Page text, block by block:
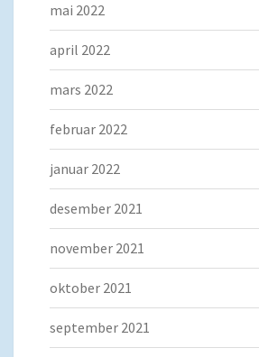
mai 2022
april 2022
mars 2022
februar 2022
januar 2022
desember 2021
november 2021
oktober 2021
september 2021